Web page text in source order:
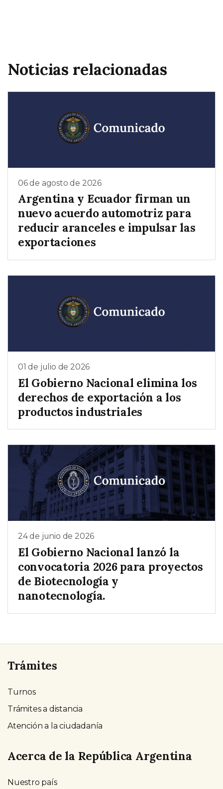
Noticias relacionadas
06 de agosto de 2026
Argentina y Ecuador firman un
nuevo acuerdo automotriz para
reducir aranceles e impulsar las
exportaciones
01 de julio de 2026
El Gobierno Nacional elimina los
derechos de exportación a los
productos industriales
24 de junio de 2026
El Gobierno Nacional lanzó la
convocatoria 2026 para proyectos
de Biotecnología y
nanotecnología.
Trámites
Turnos
Trámites a distancia
Atención a la ciudadanía
Acerca de la República Argentina
Nuestro país